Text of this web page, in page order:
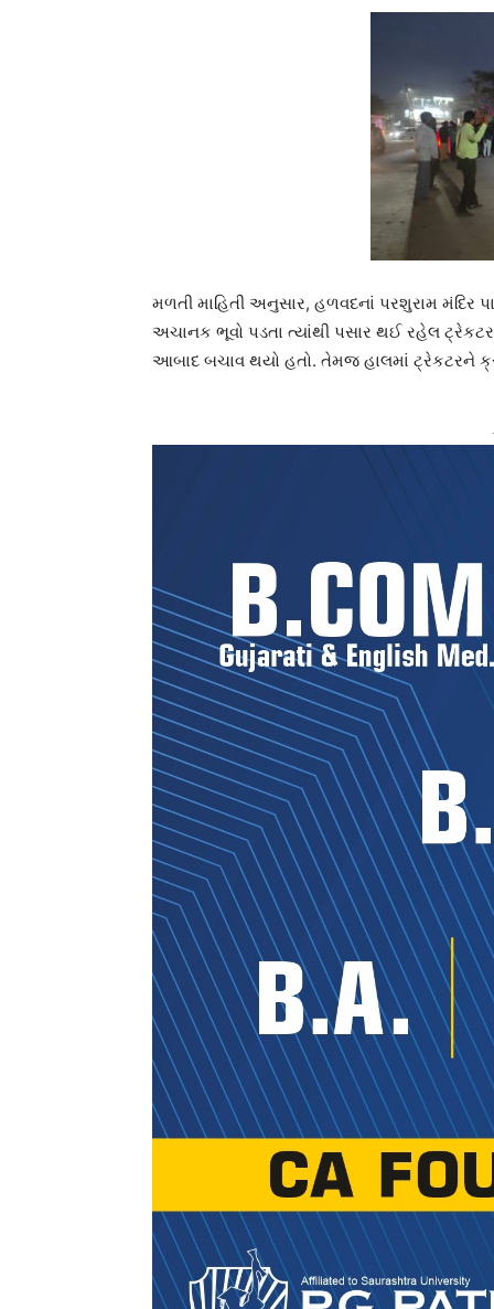
મળતી માહિતી અનુસાર, હળવદનાં પરશુરામ મંદિર
અચાનક ભૂવો પડતા ત્યાંથી પસાર થઈ રહેલ
આબાદ બચાવ થયો હતો. તેમજ હાલમાં ટ્રેકટરને